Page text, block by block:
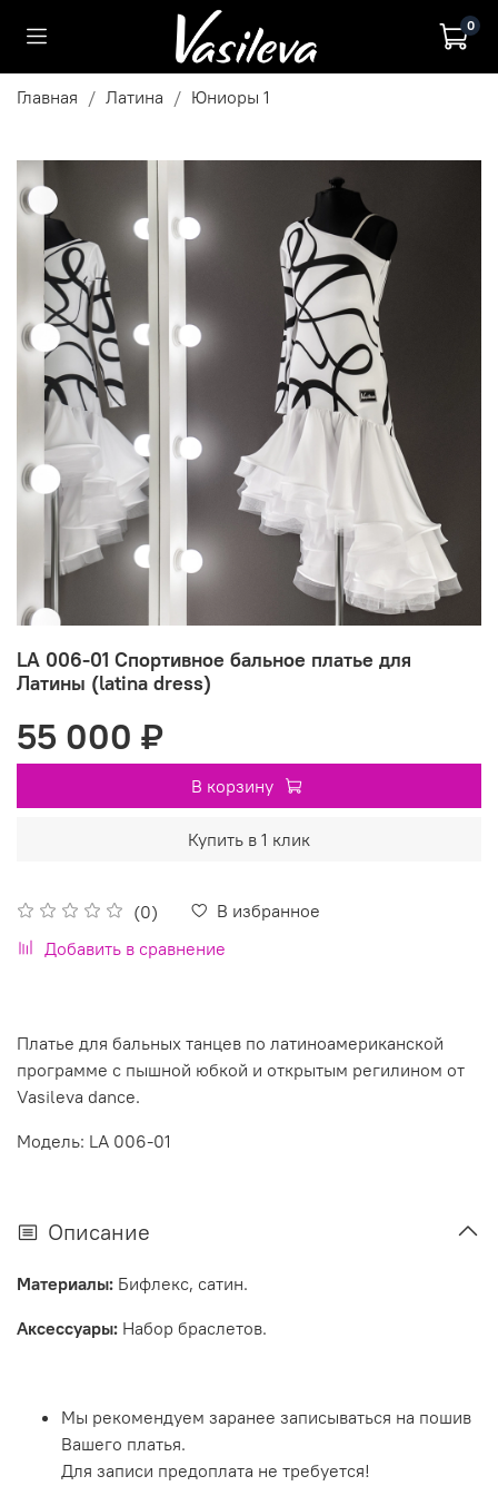
0
Главная Латина Юниоры 1
LA 006-01 Спортивное бальное платье для
Латины (latina dress)
(0)
В избранное
Добавить в сравнение
55 000 ₽
В корзину
Купить в 1 клик
Платье для бальных танцев по латиноамериканской
программе с пышной юбкой и открытым регилином от
Vasileva dance.
Модель: LA 006-01
Описание
Материалы: Бифлекс, сатин.
Аксессуары: Набор браслетов.
Мы рекомендуем заранее записываться на пошив
Вашего платья.
Для записи предоплата не требуется!